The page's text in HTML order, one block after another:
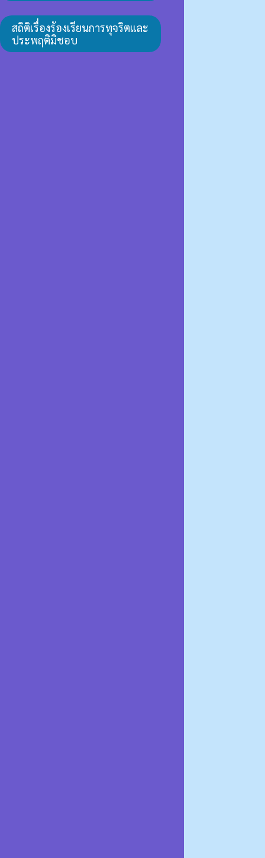
สถิติเรื่องร้องเรียนการทุจริตและ
ประพฤติมิชอบ